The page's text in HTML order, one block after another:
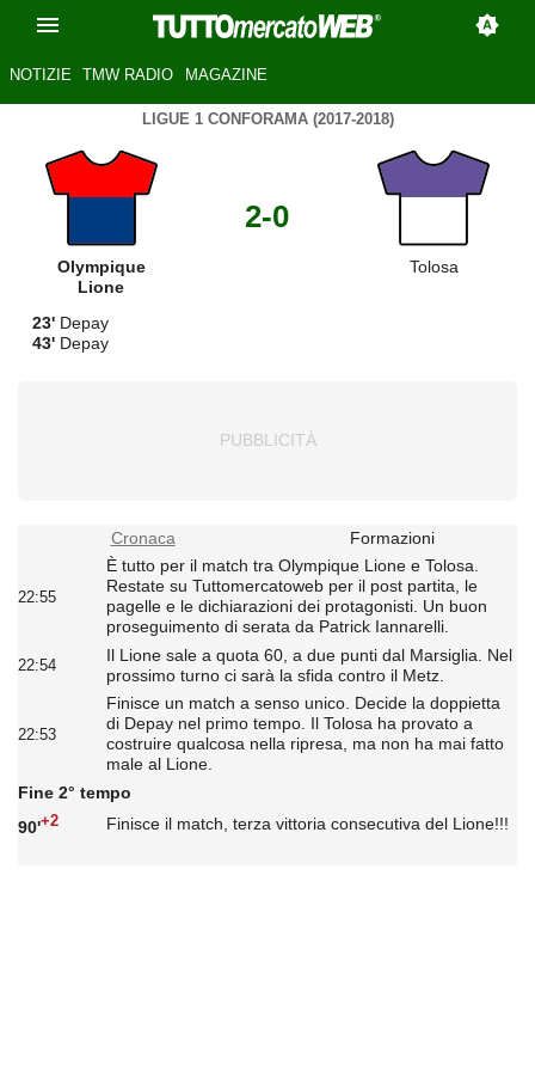
NOTIZIE TMW RADIO MAGAZINE
LIGUE 1 CONFORAMA (2017-2018)
Olympique
Lione
2-0
Tolosa
23' Depay
43' Depay
Cronaca Formazioni
22:55
È tutto per il match tra Olympique Lione e Tolosa.
Restate su Tuttomercatoweb per il post partita, le
pagelle e le dichiarazioni dei protagonisti. Un buon
proseguimento di serata da Patrick Iannarelli.
22:54
Il Lione sale a quota 60, a due punti dal Marsiglia. Nel
prossimo turno ci sarà la sfida contro il Metz.
22:53
Finisce un match a senso unico. Decide la doppietta
di Depay nel primo tempo. Il Tolosa ha provato a
costruire qualcosa nella ripresa, ma non ha mai fatto
male al Lione.
Fine 2° tempo
90'+2 Finisce il match, terza vittoria consecutiva del Lione!!!